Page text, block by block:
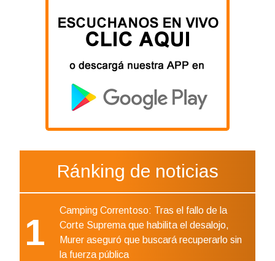
Ránking de noticias
1
Camping Correntoso: Tras el fallo de la
Corte Suprema que habilita el desalojo,
Murer aseguró que buscará recuperarlo sin
la fuerza pública